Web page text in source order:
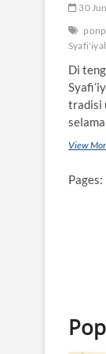
30
Di
tradisi
View
Pages: